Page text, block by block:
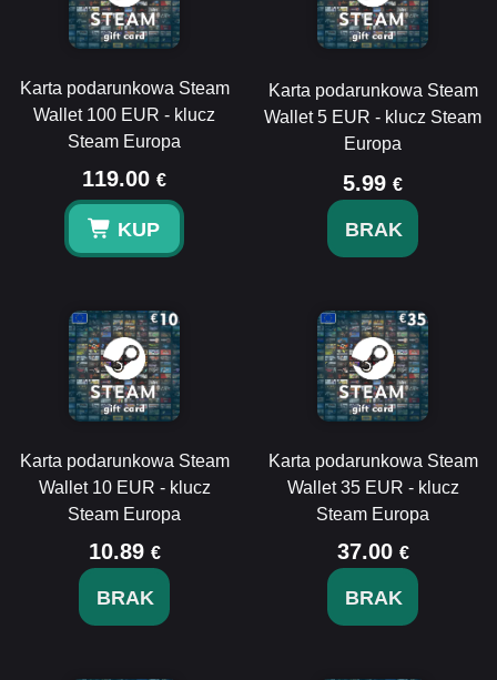
Karta podarunkowa Steam
Wallet 100 EUR - klucz
Steam Europa
119.00 €
KUP
Karta podarunkowa Steam
Wallet 5 EUR - klucz Steam
Europa
5.99 €
BRAK
Karta podarunkowa Steam
Wallet 10 EUR - klucz
Steam Europa
10.89 €
BRAK
Karta podarunkowa Steam
Wallet 35 EUR - klucz
Steam Europa
37.00 €
BRAK